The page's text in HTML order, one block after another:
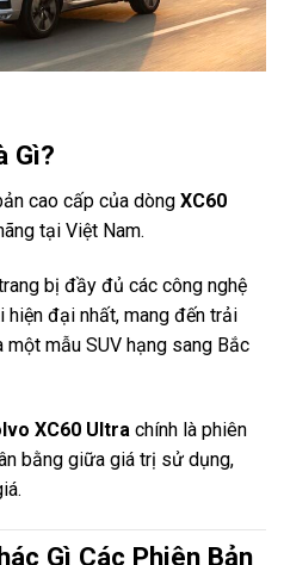
Gì?
cao cấp của dòng XC60
tại Việt Nam.
bị đầy đủ các công nghệ
hiện đại nhất, mang đến trải
mẫu SUV hạng sang Bắc
XC60 Ultra chính là phiên
bằng giữa giá trị sử dụng,
Gì Các Phiên Bản